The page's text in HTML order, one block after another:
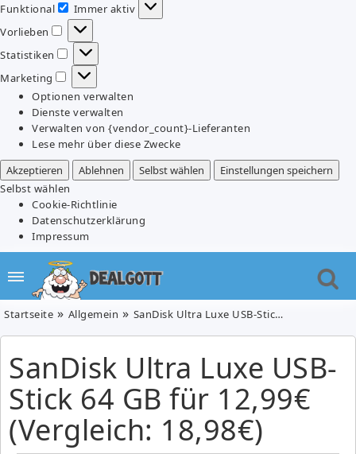
Funktional
Funktional
Immer aktiv
Vorlieben
Vorlieben
Statistiken
Statistiken
Marketing
Marketing
Optionen verwalten
Dienste verwalten
Verwalten von {vendor_count}-Lieferanten
Lese mehr über diese Zwecke
Akzeptieren
Ablehnen Selbst wählen
Einstellungen speichern
Selbst wählen
Cookie-Richtlinie
Datenschutzerklärung
Impressum
Startseite Allgemein SanDisk Ultra Luxe USB-Stick 64 GB für 12,99€ (Vergleich: 18,98€)
SanDisk Ultra Luxe USB-
Stick 64 GB für 12,99€
(Vergleich: 18,98€)